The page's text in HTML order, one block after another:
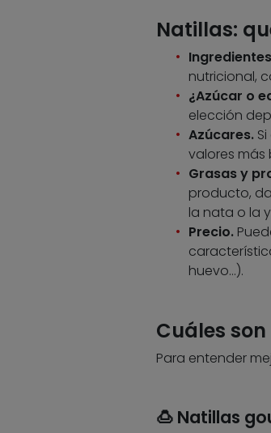
Natillas:
nutricional,
¿Azúcar o
elección
Azúcares.Si
valores más
Grasas y
producto,
la nata o la
Precio.
huevo…).
Cuáles
Para entender
🍮 Natillas